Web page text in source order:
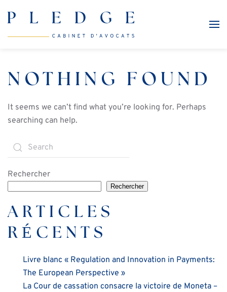
Skip to main content
NOTHING FOUND
It seems we can’t find what you’re looking for. Perhaps
searching can help.
Rechercher
Rechercher
ARTICLES
RÉCENTS
Livre blanc « Regulation and Innovation in Payments:
The European Perspective »
La Cour de cassation consacre la victoire de Moneta –